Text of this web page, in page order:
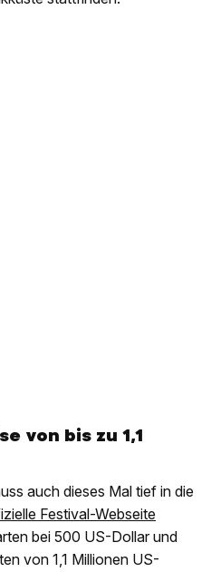
von bis zu 1,1
auch dieses Mal tief in die
Festival-Webseite
bei 500 US-Dollar und
von 1,1 Millionen US-